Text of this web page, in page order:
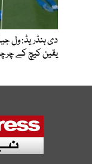
دی ہنڈریڈ: ول
یقین کیچ کے